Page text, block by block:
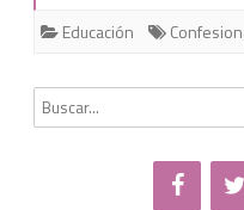
Cádiz
Educación
Buscar
por: